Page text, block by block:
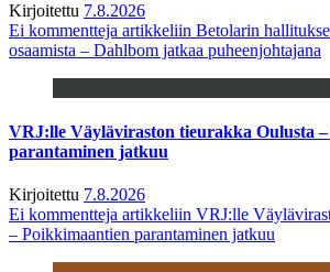
Kirjoitettu 7.8.2026
Ei kommentteja artikkeliin Betolarin
osaamista – Dahlbom jatkaa puheenjohtajana
VRJ:lle Väyläviraston tieurakka Oulusta
parantaminen jatkuu
Kirjoitettu 7.8.2026
Ei kommentteja artikkeliin VRJ:lle
– Poikkimaantien parantaminen jatkuu